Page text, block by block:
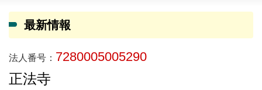
最新情報
法人番号： 7280005005290
正法寺